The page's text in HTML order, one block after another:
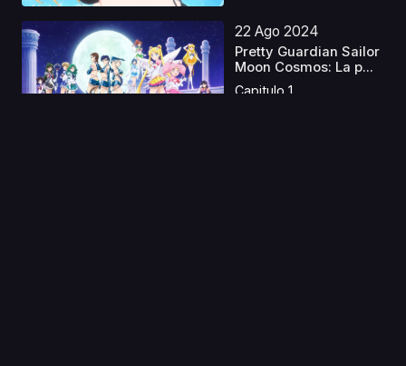
22 Ago 2024
Pretty Guardian Sailor
Moon Cosmos: La p...
Capitulo 1